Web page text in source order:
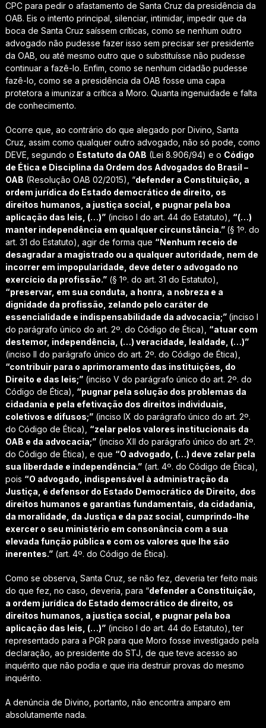
CPC para pedir o afastamento de Santa Cruz da presidência da
OAB. Eis o intento principal, silenciar, intimidar, impedir que da
boca de Santa Cruz saíssem críticas, como se nenhum outro
advogado não pudesse fazer isso sem precisar ser presidente
da OAB, ou até mesmo outro que o substituísse não pudesse
continuar a fazê-lo. Enfim, como se nenhum cidadão pudesse
fazê-lo, como se a presidência da OAB fosse uma capa
protetora a imunizar a crítica a Moro. Quanta ingenuidade e falta
de conhecimento.
Ocorre que, ao contrário do que alegado por Divino, Santa
Cruz, assim como qualquer outro advogado, não só pode, como
DEVE, segundo o Estatuto da OAB (Lei 8.906/94) e o Código
de Ética e Disciplina da Ordem dos Advogados do Brasil –
OAB (Resolução OAB 02/2015), “defender a Constituição, a
ordem jurídica do Estado democrático de direito, os
direitos humanos, a justiça social, e pugnar pela boa
aplicação das leis, (…)”(inciso I do art. 44 do Estatuto), “(…)
manter independência em qualquer circunstância.” (§ 1º. do
art. 31 do Estatuto), agir de forma que “Nenhum receio de
desagradar a magistrado ou a qualquer autoridade, nem de
incorrer em impopularidade, deve deter o advogado no
exercício da profissão.”(§ 1º. do art. 31 do Estatuto),
“preservar, em sua conduta, a honra, a nobreza e a
dignidade da profissão, zelando pelo caráter de
essencialidade e indispensabilidade da advocacia;” (inciso I
do parágrafo único do art. 2º. do Código de Ética), “atuar com
destemor, independência, (…) veracidade, lealdade, (…)”
(inciso II do parágrafo único do art. 2º. do Código de Ética),
“contribuir para o aprimoramento das instituições, do
Direito e das leis;”(inciso V do parágrafo único do art. 2º. do
Código de Ética), “pugnar pela solução dos problemas da
cidadania e pela efetivação dos direitos individuais,
coletivos e difusos;”(inciso IX do parágrafo único do art. 2º.
do Código de Ética), “zelar pelos valores institucionais da
OAB e da advocacia;”(inciso XII do parágrafo único do art. 2º.
do Código de Ética), e que “O advogado, (…) deve zelar pela
sua liberdade e independência.”(art. 4º. do Código de Ética),
pois “O advogado, indispensável à administração da
Justiça, é defensor do Estado Democrático de Direito, dos
direitos humanos e garantias fundamentais, da cidadania,
da moralidade, da Justiça e da paz social, cumprindo-lhe
exercer o seu ministério em consonância com a sua
elevada função pública e com os valores que lhe são
inerentes.”(art. 4º. do Código de Ética).
Como se observa, Santa Cruz, se não fez, deveria ter feito mais
do que fez, no caso, deveria, para “defender a Constituição,
a ordem jurídica do Estado democrático de direito, os
direitos humanos, a justiça social, e pugnar pela boa
aplicação das leis, (…)”(inciso I do art. 44 do Estatuto), ter
representado para a PGR para que Moro fosse investigado pela
declaração, ao presidente do STJ, de que teve acesso ao
inquérito que não podia e que iria destruir provas do mesmo
inquérito.
A denúncia de Divino, portanto, não encontra amparo em
absolutamente nada.